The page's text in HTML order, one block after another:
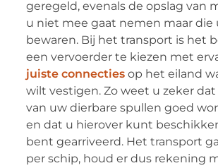
geregeld, evenals de opslag van
u niet mee gaat nemen maar die
bewaren. Bij het transport is het
een vervoerder te kiezen met
juiste connectiesop het eiland
wilt vestigen. Zo weet u zeker
van uw dierbare spullen goed
en dat u hierover kunt
bent gearriveerd. Het transport
per schip, houd er dus rekening